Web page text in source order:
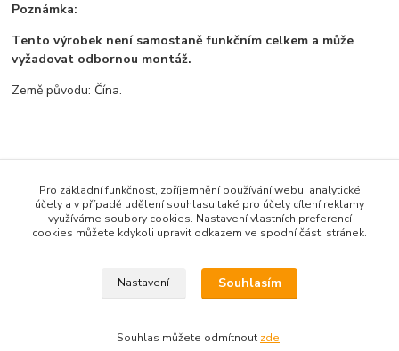
Poznámka:
Tento výrobek není samostaně funkčním celkem a může
vyžadovat odbornou montáž.
Země původu: Čína.
Všechno zboží
Senzory a moduly
Pro základní funkčnost, zpříjemnění používání webu, analytické
účely a v případě udělení souhlasu také pro účely cílení reklamy
využíváme soubory cookies. Nastavení vlastních preferencí
cookies můžete kdykoli upravit odkazem ve spodní části stránek.
Nastavení Souhlasím
Souhlas můžete odmítnout zde.